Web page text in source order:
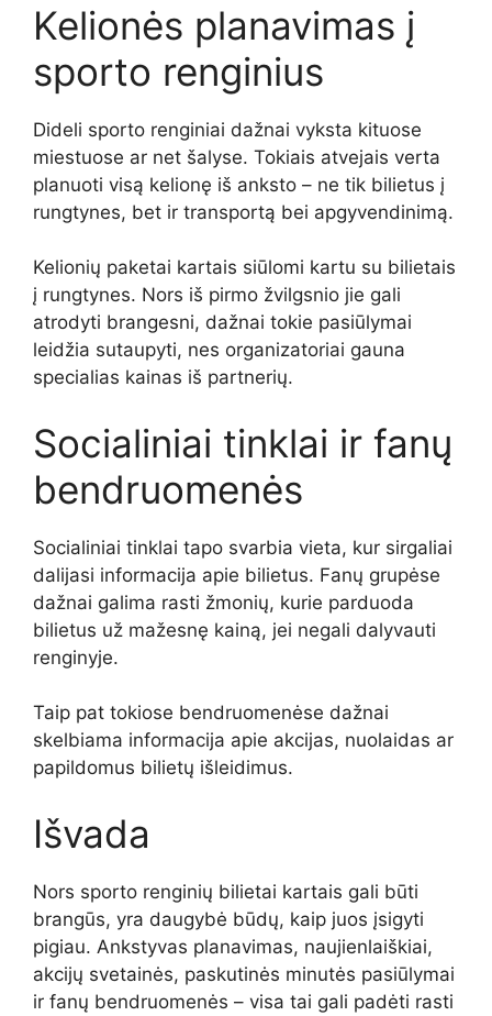
Kelionės planavimas į
sporto renginius
Dideli sporto renginiai dažnai vyksta kituose
miestuose ar net šalyse. Tokiais atvejais verta
planuoti visą kelionę iš anksto – ne tik bilietus į
rungtynes, bet ir transportą bei apgyvendinimą.
Kelionių paketai kartais siūlomi kartu su bilietais
į rungtynes. Nors iš pirmo žvilgsnio jie gali
atrodyti brangesni, dažnai tokie pasiūlymai
leidžia sutaupyti, nes organizatoriai gauna
specialias kainas iš partnerių.
Socialiniai tinklai ir fanų
bendruomenės
Socialiniai tinklai tapo svarbia vieta, kur sirgaliai
dalijasi informacija apie bilietus. Fanų grupėse
dažnai galima rasti žmonių, kurie parduoda
bilietus už mažesnę kainą, jei negali dalyvauti
renginyje.
Taip pat tokiose bendruomenėse dažnai
skelbiama informacija apie akcijas, nuolaidas ar
papildomus bilietų išleidimus.
Išvada
Nors sporto renginių bilietai kartais gali būti
brangūs, yra daugybė būdų, kaip juos įsigyti
pigiau. Ankstyvas planavimas, naujienlaiškiai,
akcijų svetainės, paskutinės minutės pasiūlymai
ir fanų bendruomenės – visa tai gali padėti rasti